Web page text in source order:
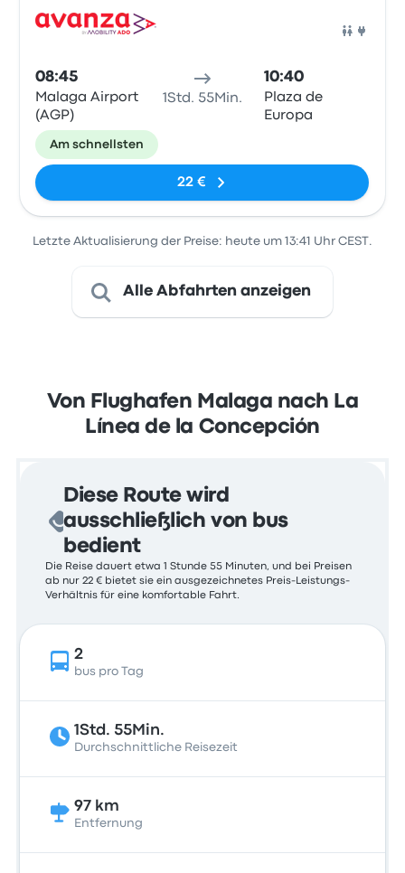
08:45
Malaga Airport
(AGP)
1Std. 55Min.
10:40
Plaza de
Europa
Am schnellsten
22 €
Letzte Aktualisierung der Preise: heute um 13:41 Uhr CEST.
Alle Abfahrten anzeigen
Von Flughafen Malaga nach La
Línea de la Concepción
Diese Route wird
ausschließlich von bus
bedient
Die Reise dauert etwa 1 Stunde 55 Minuten, und bei Preisen
ab nur 22 € bietet sie ein ausgezeichnetes Preis-Leistungs-
Verhältnis für eine komfortable Fahrt.
2
bus pro Tag
1Std. 55Min.
Durchschnittliche Reisezeit
97 km
Entfernung